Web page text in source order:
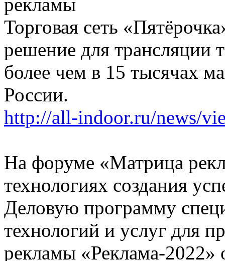
Торговая сеть
решение для трансляции
более чем в 15 тысячах
России.
http://all-indoor.ru/news/
На форуме «Матрица
технологиях создания
Деловую программу
технологий и услуг для
рекламы «Реклама-